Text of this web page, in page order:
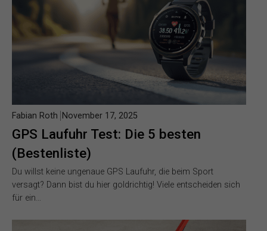
GPS Laufuhr Test: Die 5 besten
(Bestenliste)
Fabian Roth November 17, 2025
Du willst keine ungenaue GPS Laufuhr, die beim Sport
versagt? Dann bist du hier goldrichtig! Viele entscheiden sich
für ein…